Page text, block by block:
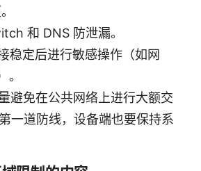
和 DNS 防泄漏。
稳定后进行敏感操作（如网
。
避免在公共网络上进行大额交
一道防线，设备端也要保持系